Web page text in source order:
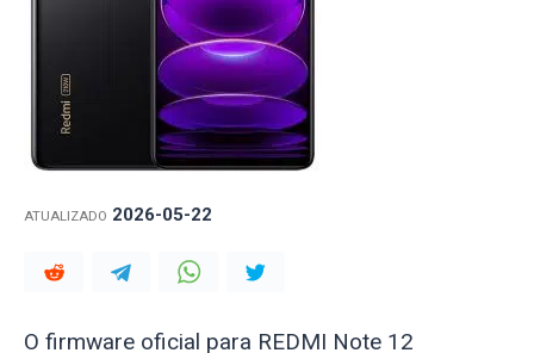
ATUALIZADO 2026-05-22
O firmware oficial para REDMI Note 12